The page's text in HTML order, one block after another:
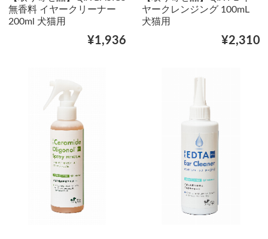
無香料 イヤークリーナー
200ml 犬猫用
¥1,936
ヤークレンジング 100mL
犬猫用
¥2,310